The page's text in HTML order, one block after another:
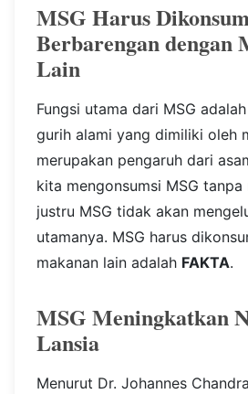
MSG Harus
Berbarengan dengan
Lain
Fungsi utama dari MSG
gurih alami yang dimiliki oleh
merupakan pengaruh dari
kita mengonsumsi MSG tanpa
justru MSG tidak akan
utamanya. MSG harus
makanan lain adalah FAKTA.
MSG Meningkatkan
Lansia
Menurut Dr. Johannes